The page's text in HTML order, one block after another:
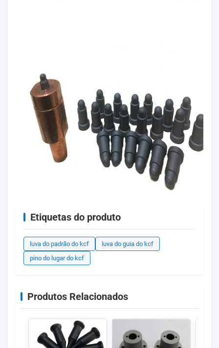
Etiquetas do produto
luva do padrão do kcf
luva do guia do kcf
pino do lugar do kcf
Produtos Relacionados